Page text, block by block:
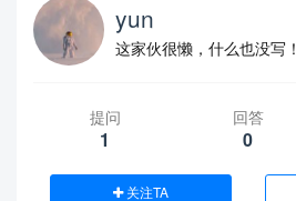
yun
这家伙很懒，什么也没写！
提问
1
回答
0
关注TA